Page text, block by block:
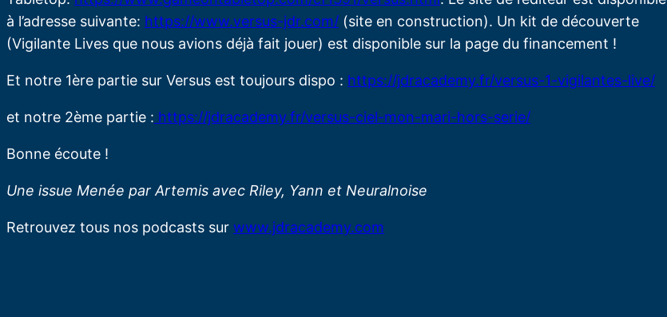
à l’adresse suivante: https://www.versus-jdr.com/ (site en construction). Un kit de découverte
(Vigilante Lives que nous avions déjà fait jouer) est disponible sur la page du financement !
Et notre 1ère partie sur Versus est toujours dispo : https://jdracademy.fr/versus-1-vigilantes-live/
et notre 2ème partie : https://jdracademy.fr/versus-ciel-mon-mari-hors-serie/
Bonne écoute !
Une issue Menée par Artemis avec Riley, Yann et Neuralnoise
Retrouvez tous nos podcasts sur www.jdracademy.com